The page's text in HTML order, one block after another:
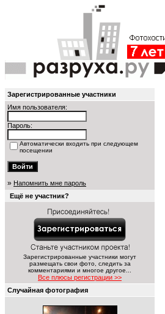
Зарегистрированные участники
Имя пользователя:
Пароль:
Автоматически входить при следующем
посещении
» Напомнить мне пароль
Ещё не участник?
Зарегистрированные участники могут
размещать свои фото, следить за
комментариями и многое другое...
Все плюсы регистрации >>
Случайная фотография